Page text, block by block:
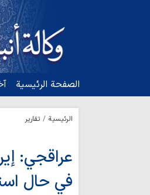
الصفحة الرئيسية
الرئيسية تقارير
عراقجي:
في حال